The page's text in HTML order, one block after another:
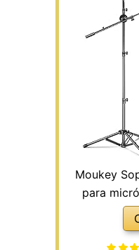
Moukey
para
soporte
soportes